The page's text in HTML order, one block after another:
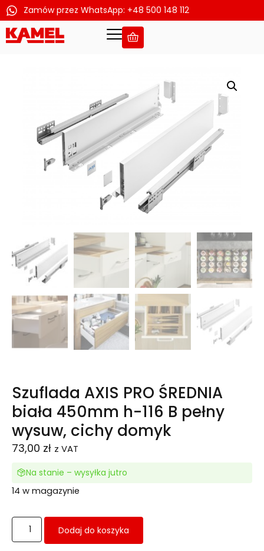
Przejdź
Zamów przez WhatsApp: +48 500 148 112
Szuflada AXIS PRO ŚREDNIA
biała 450mm h-116 B pełny
wysuw, cichy domyk
73,00 zł z VAT
Na stanie – wysyłka jutro
14 w magazynie
Dodaj do koszyka